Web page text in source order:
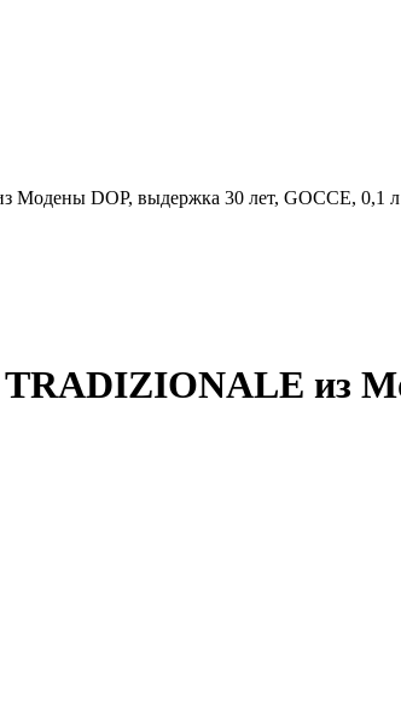
Модены DOP, выдержка 30 лет, GOCCE, 0,1 л
TRADIZIONALE из